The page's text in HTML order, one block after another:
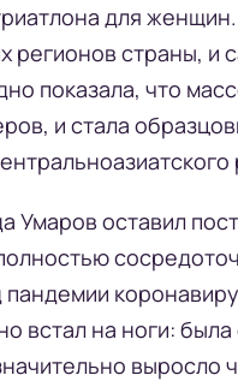
для
регионов страны,
показала, что
и стала
Умаров оставил
встал на ноги:
выросло